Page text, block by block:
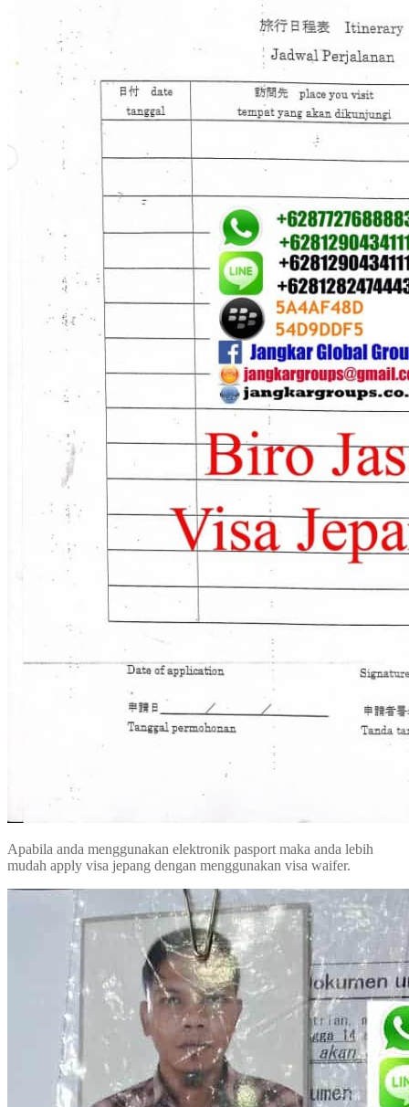
Apabila anda menggunakan elektronik pasport maka anda lebih
mudah apply visa jepang dengan menggunakan visa waifer.